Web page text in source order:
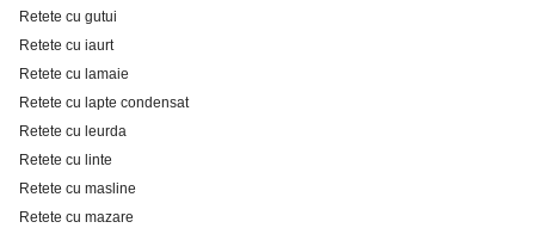
Retete cu gutui
Retete cu iaurt
Retete cu lamaie
Retete cu lapte condensat
Retete cu leurda
Retete cu linte
Retete cu masline
Retete cu mazare